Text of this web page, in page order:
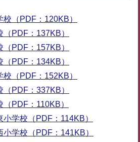
校（PDF：120KB）
（PDF：137KB）
（PDF：157KB）
（PDF：134KB）
校（PDF：152KB）
（PDF：337KB）
PDF：110KB）
小学校（PDF：114KB）
小学校（PDF：141KB）